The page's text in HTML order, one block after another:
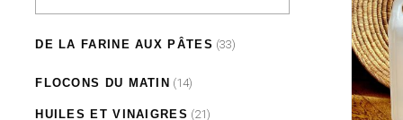
DE LA FARINE AUX PÂTES 33
33
products
FARINES 6products
PÂTES 27products
FLOCONS DU MATIN 14
14
products
HUILES ET VINAIGRES 21
21